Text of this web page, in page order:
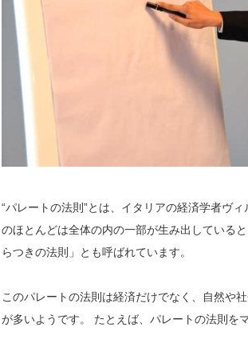
“パレートの法則”とは、イタリアの経済学者ヴ
のほとんどは全体の内の一部が生み出している
らつきの法則」とも呼ばれています。
このパレートの法則は経済だけでなく、自然や
が多いようです。 たとえば、パレートの法則を